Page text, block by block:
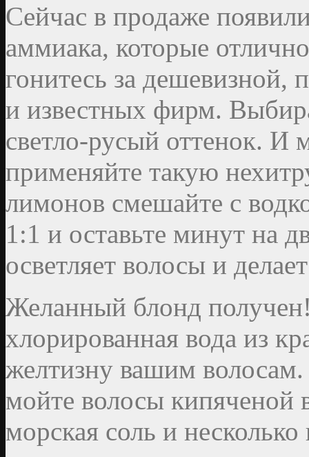
Сейчас в продаже
аммиака, которые
гонитесь за дешевизной,
и известных фирм.
светло-русый оттенок.
применяйте такую
лимонов смешайте с
1:1 и оставьте минут на
осветляет волосы и
Желанный блонд
хлорированная вода из
желтизну вашим
мойте волосы кипяченой
морская соль и